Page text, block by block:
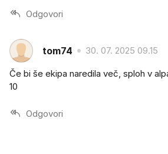
Odgovori
tom74 30. 07. 2025 09.15
Če bi še ekipa naredila več, sploh v
10
Odgovori